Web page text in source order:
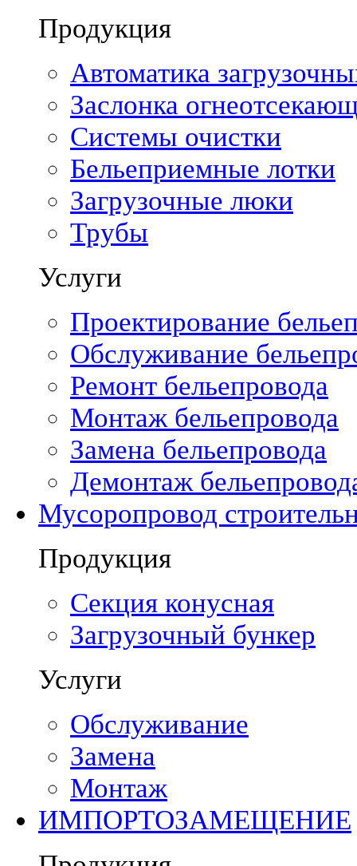
Продукция
Автоматика
Заслонка
Системы очистки
Бельеприемные лотки
Загрузочные люки
Трубы
Услуги
Проектирование
Обслуживание
Ремонт бельепровода
Монтаж бельепровода
Замена бельепровода
Демонтаж
Мусоропровод
Продукция
Секция конусная
Загрузочный бункер
Услуги
Обслуживание
Замена
Монтаж
ИМПОРТОЗАМЕЩЕНИЕ